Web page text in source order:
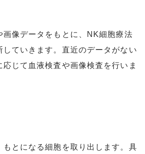
画像データをもとに、NK細胞療法
していきます。直近のデータがない
応じて血液検査や画像検査を行いま
もとになる細胞を取り出します。具